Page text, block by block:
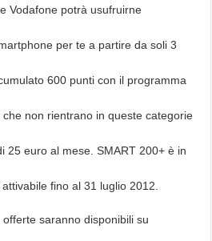
Vodafone potrà usufruirne
per te a partire da soli 3
600 punti con il programma
non rientrano in queste categorie
25 euro al mese. SMART 200+ è in
fino al 31 luglio 2012.
saranno disponibili su